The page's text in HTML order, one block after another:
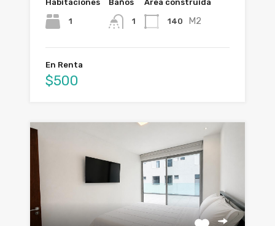
Habitaciones
1
Baños
1
Área construida
140 M2
En Renta
$500